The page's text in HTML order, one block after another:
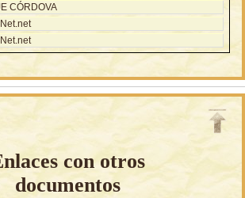
CÓRDOVA
con otros
documentos